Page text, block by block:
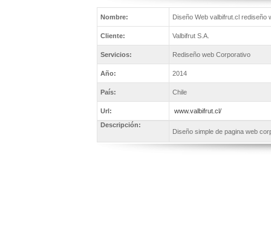
Nombre: Diseño Web valbifrut.cl rediseño
Cliente: Valbifrut S.A.
Servicios: Rediseño web Corporativo
Año: 2014
País: Chile
Url:
www.valbifrut.cl/
Descripción:
Diseño simple de pagina web